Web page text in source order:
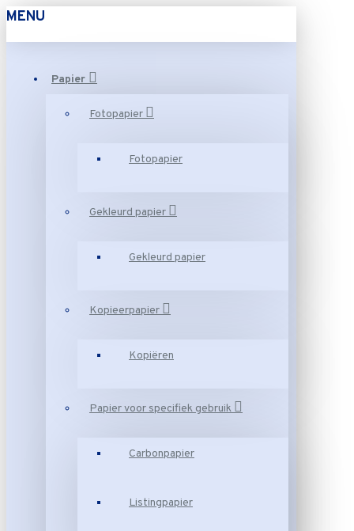
MENU
Papier
Fotopapier
Fotopapier
Gekleurd papier
Gekleurd papier
Kopieerpapier
Kopiëren
Papier voor specifiek gebruik
Carbonpapier
Listingpapier